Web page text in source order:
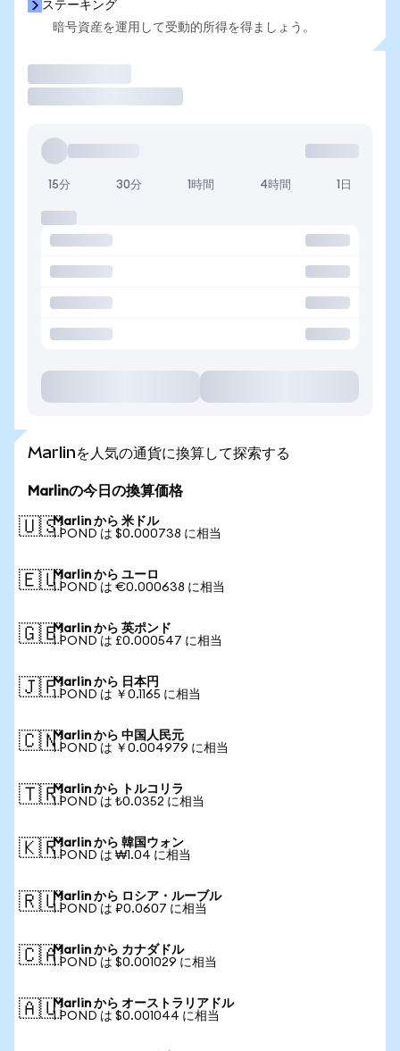
ステーキング
暗号資産を運用して受動的所得を得ましょう。
15分 30分 1時間 4時間 1日
Marlinを人気の通貨に換算して探索する
Marlinの今日の換算価格
🇺🇸Marlin から 米ドル
1 POND は $0.000738 に相当
🇪🇺Marlin から ユーロ
1 POND は €0.000638 に相当
🇬🇧Marlin から 英ポンド
1 POND は £0.000547 に相当
🇯🇵Marlin から 日本円
1 POND は ￥0.1165 に相当
🇨🇳Marlin から 中国人民元
1 POND は ￥0.004979 に相当
🇹🇷Marlin から トルコリラ
1 POND は ₺0.0352 に相当
🇰🇷Marlin から 韓国ウォン
1 POND は ₩1.04 に相当
🇷🇺Marlin から ロシア・ルーブル
1 POND は ₽0.0607 に相当
🇨🇦Marlin から カナダドル
1 POND は $0.001029 に相当
🇦🇺Marlin から オーストラリアドル
1 POND は $0.001044 に相当